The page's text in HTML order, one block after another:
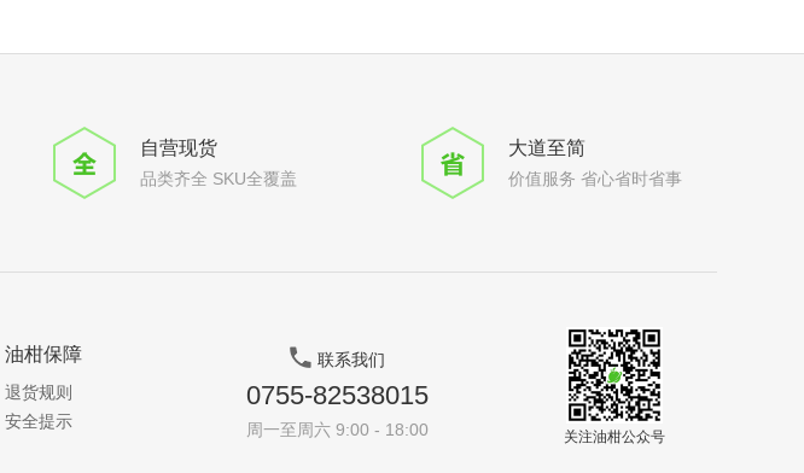
自营现货
品类齐全 SKU全覆盖
大道至简
价值服务 省心省时省事
油柑保障
退货规则
安全提示
联系我们
0755-82538015
周一至周六 9:00 - 18:00 关注油柑公众号